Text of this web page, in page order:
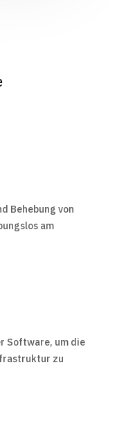
Behebung von
am
Software, um die
zu